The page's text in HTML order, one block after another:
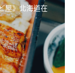
屋》北海道在